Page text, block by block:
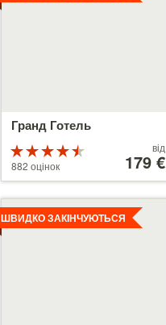
Гранд Готель
4.5 з 5
882 оцінок 179 €
від
179 €
ШВИДКО ЗАКІНЧУЮТЬСЯ
Детальніше